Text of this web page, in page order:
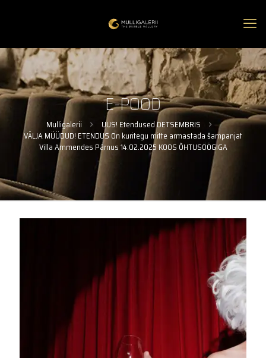
E-POOD
Mulligalerii
UUS! Etendused DETSEMBRIS
VÄLJA MÜÜDUD! ETENDUS On kuritegu mitte armastada šampanjat
Villa Ammendes Pärnus 14.02.2025 KOOS ÕHTUSÖÖGIGA